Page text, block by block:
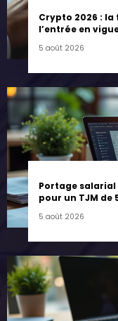
Crypto 2026 : la
l’entrée en
5 août 2026
Portage salarial
pour un TJM de
5 août 2026